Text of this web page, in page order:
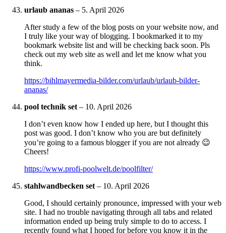
urlaub ananas – 5. April 2026
After study a few of the blog posts on your website now, and
I truly like your way of blogging. I bookmarked it to my
bookmark website list and will be checking back soon. Pls
check out my web site as well and let me know what you
think.
https://bihlmayermedia-bilder.com/urlaub/urlaub-bilder-
ananas/
pool technik set – 10. April 2026
I don’t even know how I ended up here, but I thought this
post was good. I don’t know who you are but definitely
you’re going to a famous blogger if you are not already 😉
Cheers!
https://www.profi-poolwelt.de/poolfilter/
stahlwandbecken set – 10. April 2026
Good, I should certainly pronounce, impressed with your web
site. I had no trouble navigating through all tabs and related
information ended up being truly simple to do to access. I
recently found what I hoped for before you know it in the